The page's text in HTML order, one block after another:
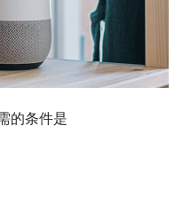
的条件是